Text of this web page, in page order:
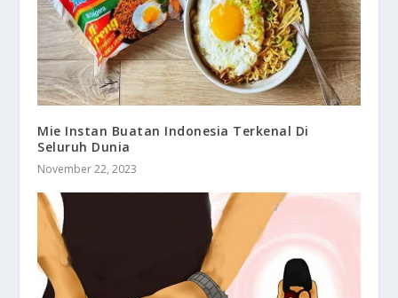
Mie Instan Buatan Indonesia Terkenal Di
Seluruh Dunia
November 22, 2023